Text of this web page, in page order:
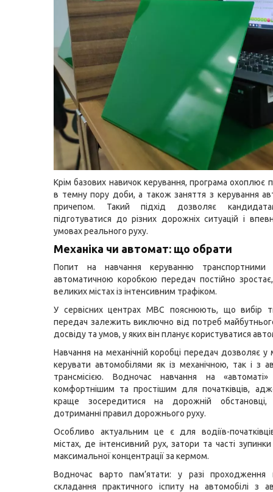
Крім базових навичок керування, програма охоплює
в темну пору доби, а також заняття з керування
причепом. Такий підхід дозволяє
підготуватися до різних дорожніх ситуацій і
умовах реального руху.
Механіка чи автомат: що обрати
Попит на навчання керуванню транспортними
автоматичною коробкою передач постійно
великих містах із інтенсивним трафіком.
У сервісних центрах МВС пояснюють, що вибір
передач залежить виключно від потреб
досвіду та умов, у яких він планує користуватися
Навчання на механічній коробці передач дозволяє
керувати автомобілями як із механічною, так і з
трансмісією. Водночас навчання на «автоматі»
комфортнішим та простішим для початківців,
краще зосередитися на дорожній обстановці,
дотриманні правил дорожнього руху.
Особливо актуальним це є для водіїв-
містах, де інтенсивний рух, затори та часті
максимальної концентрації за кермом.
Водночас варто пам’ятати: у разі проходження
складання практичного іспиту на автомобілі з